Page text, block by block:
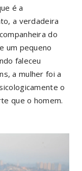
é a
a verdadeira
do
um pequeno
faleceu
a mulher foi a
o
que o homem.